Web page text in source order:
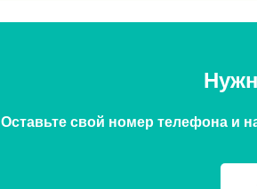
Оставьте свой номер телефона и